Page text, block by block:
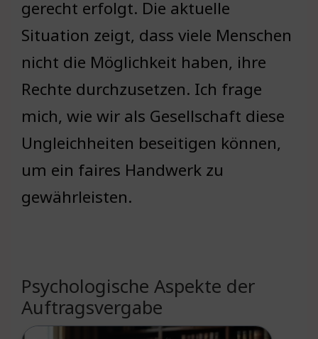
gerecht erfolgt. Die aktuelle
Situation zeigt, dass viele Menschen
nicht die Möglichkeit haben, ihre
Rechte durchzusetzen. Ich frage
mich, wie wir als Gesellschaft diese
Ungleichheiten beseitigen können,
um ein faires Handwerk zu
gewährleisten.
Psychologische Aspekte der
Auftragsvergabe